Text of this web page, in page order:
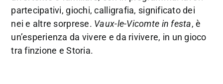
partecipativi, giochi, calligrafia, significato dei
nei e altre sorprese. Vaux-le-Vicomte in festa, è
un’esperienza da vivere e da rivivere, in un gioco
tra finzione e Storia.